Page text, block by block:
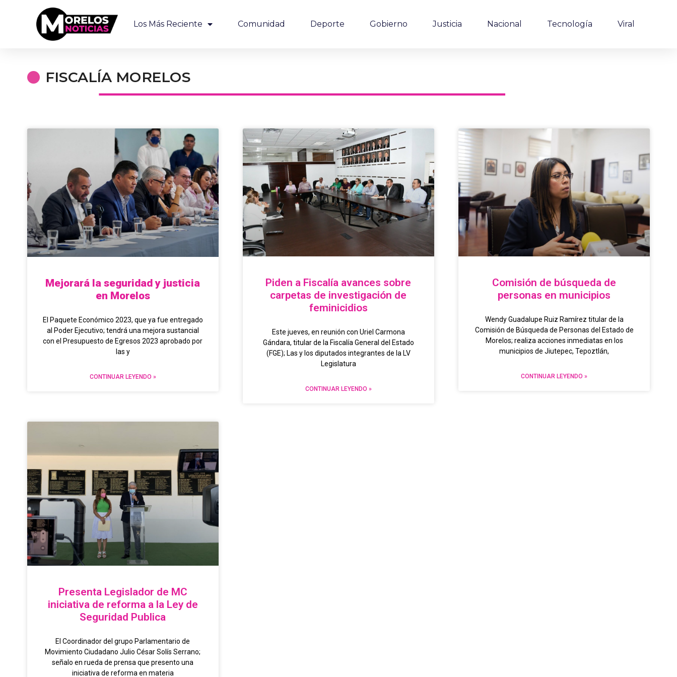
Los Más Reciente Comunidad Deporte Gobierno Justicia Nacional Tecnología Viral
FISCALÍA MORELOS
Mejorará la seguridad y justicia
en Morelos
El Paquete Económico 2023, que ya fue entregado
al Poder Ejecutivo; tendrá una mejora sustancial
con el Presupuesto de Egresos 2023 aprobado por
las y
CONTINUAR LEYENDO »
Piden a Fiscalía avances sobre
carpetas de investigación de
feminicidios
Este jueves, en reunión con Uriel Carmona
Gándara, titular de la Fiscalía General del Estado
(FGE); Las y los diputados integrantes de la LV
Legislatura
CONTINUAR LEYENDO »
Comisión de búsqueda de
personas en municipios
Wendy Guadalupe Ruiz Ramírez titular de la
Comisión de Búsqueda de Personas del Estado de
Morelos; realiza acciones inmediatas en los
municipios de Jiutepec, Tepoztlán,
CONTINUAR LEYENDO »
Presenta Legislador de MC
iniciativa de reforma a la Ley de
Seguridad Publica
El Coordinador del grupo Parlamentario de
Movimiento Ciudadano Julio César Solís Serrano;
señalo en rueda de prensa que presento una
iniciativa de reforma en materia